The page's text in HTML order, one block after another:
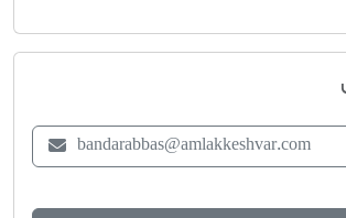
bandarabbas@amlakkeshvar.com